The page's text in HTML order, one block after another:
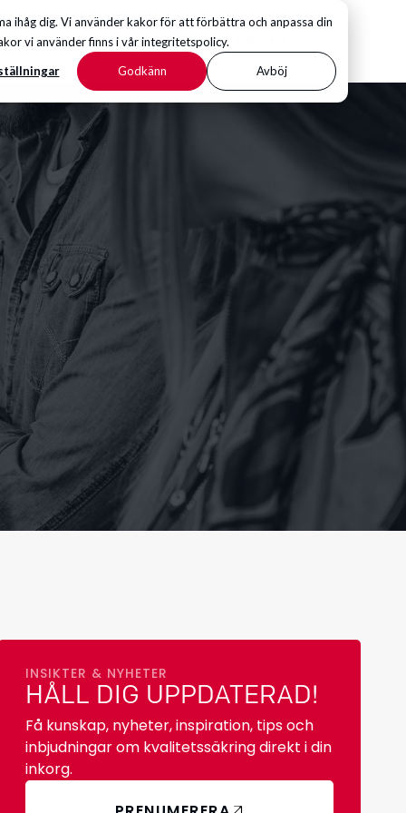
ihåg dig. Vi använder kakor för att förbättra och anpassa din
vi använder finns i vår integritetspolicy.
Godkänn Avböj
KONTAKTA OSS
INSIKTER & NYHETER
HÅLL DIG UPPDATERAD!
Få kunskap, nyheter, inspiration, tips och
inbjudningar om kvalitetssäkring direkt i din
inkorg.